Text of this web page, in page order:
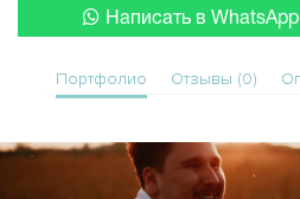
Написать в WhatsApp
Портфолио Отзывы (0)